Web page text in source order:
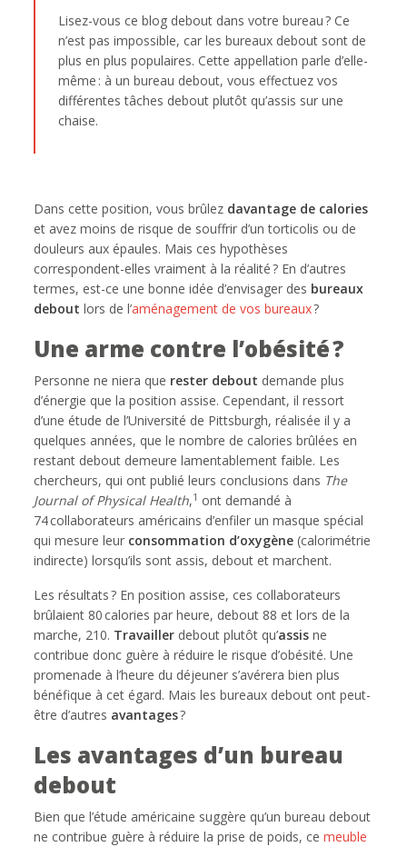
Lisez-vous ce blog debout dans votre bureau ? Ce
n’est pas impossible, car les bureaux debout sont de
plus en plus populaires. Cette appellation parle d’elle-
même : à un bureau debout, vous effectuez vos
différentes tâches debout plutôt qu’assis sur une
chaise.
Dans cette position, vous brûlez davantage de calories
et avez moins de risque de souffrir d’un torticolis ou de
douleurs aux épaules. Mais ces hypothèses
correspondent-elles vraiment à la réalité ? En d’autres
termes, est-ce une bonne idée d’envisager des bureaux
debout lors de l’aménagement de vos bureaux?
Une arme contre l’obésité ?
Personne ne niera que rester debout demande plus
d’énergie que la position assise. Cependant, il ressort
d’une étude de l’Université de Pittsburgh, réalisée il y a
quelques années, que le nombre de calories brûlées en
restant debout demeure lamentablement faible. Les
chercheurs, qui ont publié leurs conclusions dans The
Journal of Physical Health,1 ont demandé à
74 collaborateurs américains d’enfiler un masque spécial
qui mesure leur consommation d’oxygène (calorimétrie
indirecte) lorsqu’ils sont assis, debout et marchent.
Les résultats ? En position assise, ces collaborateurs
brûlaient 80 calories par heure, debout 88 et lors de la
marche, 210. Travailler debout plutôt qu’assis ne
contribue donc guère à réduire le risque d’obésité. Une
promenade à l’heure du déjeuner s’avérera bien plus
bénéfique à cet égard. Mais les bureaux debout ont peut-
être d’autres avantages?
Les avantages d’un bureau
debout
Bien que l’étude américaine suggère qu’un bureau debout
ne contribue guère à réduire la prise de poids, cemeuble